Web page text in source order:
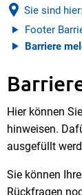
Sie sind hier:
Footer
Barriere
Hier können
hinweisen.
ausgefüllt
Sie können
Rückfragen